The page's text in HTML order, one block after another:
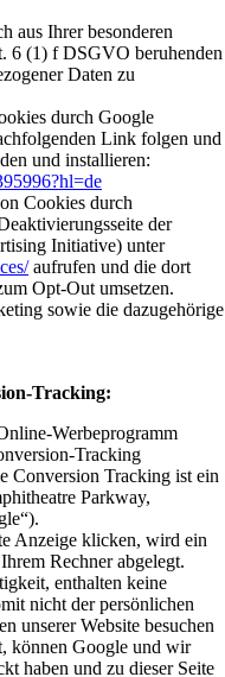
aus Ihrer besonderen
6 (1) f DSGVO beruhenden
Daten zu
durch Google
Link folgen und
und installieren:
Cookies durch
der
Initiative) unter
aufrufen und die dort
Opt-Out umsetzen.
sowie die dazugehörige
Tracking:
Werbeprogramm
Tracking
Conversion Tracking ist ein
Parkway,
Anzeige klicken, wird ein
Rechner abgelegt.
enthalten keine
nicht der persönlichen
unserer Website besuchen
können Google und wir
haben und zu dieser Seite